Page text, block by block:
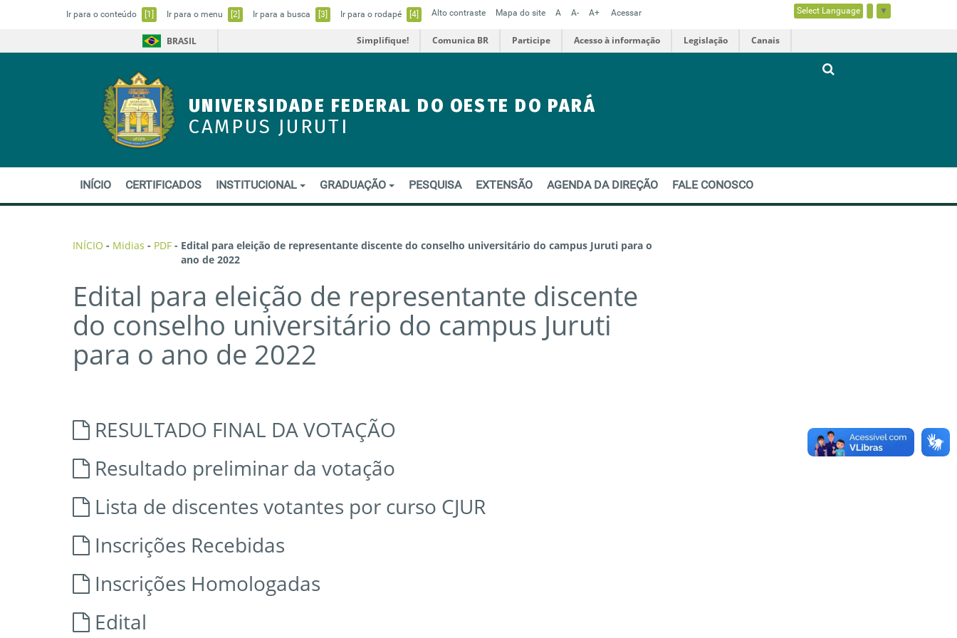
Ir para o conteúdo [1] Ir para o menu [2] Ir para a busca [3] Ir para o rodapé [4] Alto contraste Mapa do site A A- A+ Acessar Select Language ▼
BRASIL Simplifique! Comunica BR Participe Acesso à informação Legislação Canais
UNIVERSIDADE FEDERAL DO OESTE DO PARÁ
CAMPUS JURUTI
INÍCIO CERTIFICADOS INSTITUCIONAL GRADUAÇÃO PESQUISA EXTENSÃO AGENDA DA DIREÇÃO FALE CONOSCO
INÍCIO - Midias - PDF - Edital para eleição de representante discente do conselho universitário do campus Juruti para o
ano de 2022
Edital para eleição de representante discente
do conselho universitário do campus Juruti
para o ano de 2022
RESULTADO FINAL DA VOTAÇÃO
Resultado preliminar da votação
Lista de discentes votantes por curso CJUR
Inscrições Recebidas
Inscrições Homologadas
Edital